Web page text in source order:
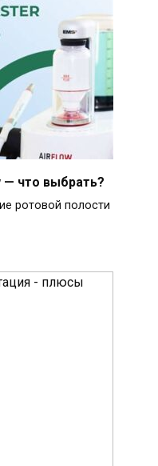
— что выбрать?
ротовой полости